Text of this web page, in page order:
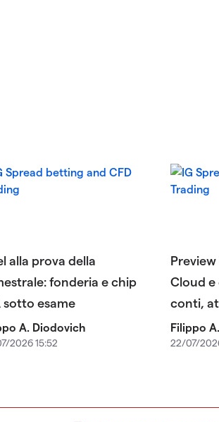
alla prova della
fonderia e chip
sotto esame
A. Diodovich
2026 15:52
Cloud e
conti,
Filippo
22/07/